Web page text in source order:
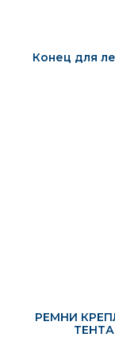
Конец для
РЕМНИ
ТЕНТА